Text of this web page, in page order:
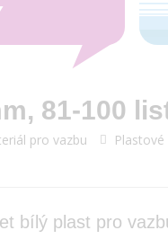
81-100
pro vazbu
bílý plast pro